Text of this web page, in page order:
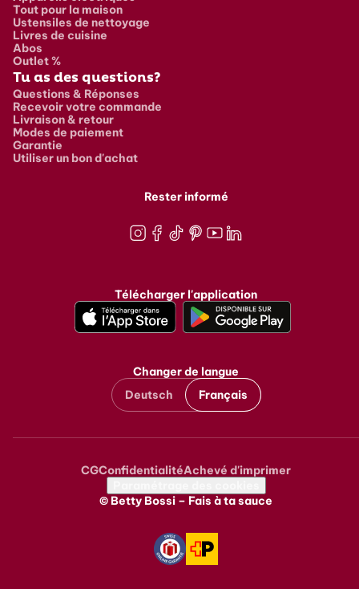
Tout pour la maison
Ustensiles de nettoyage
Livres de cuisine
Abos
Outlet %
Tu as des questions?
Questions & Réponses
Recevoir votre commande
Livraison & retour
Modes de paiement
Garantie
Utiliser un bon d'achat
Rester informé
Télécharger l'application
Changer de langue
Deutsch
Français
Metanavigation
CGConfidentialitéAchevé d'imprimer
© Betty Bossi – Fais à ta sauce